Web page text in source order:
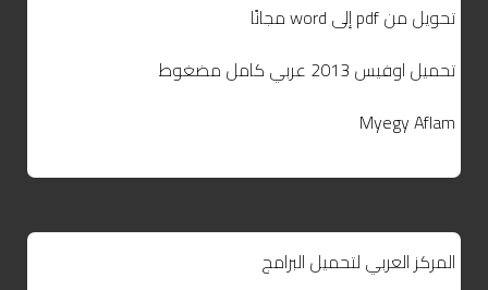
تحويل من pdf إلى word مجانًا
تحميل اوفيس 2013 عربي كامل مضغوط
Myegy Aflam
المركز العربي لتحميل البرامج